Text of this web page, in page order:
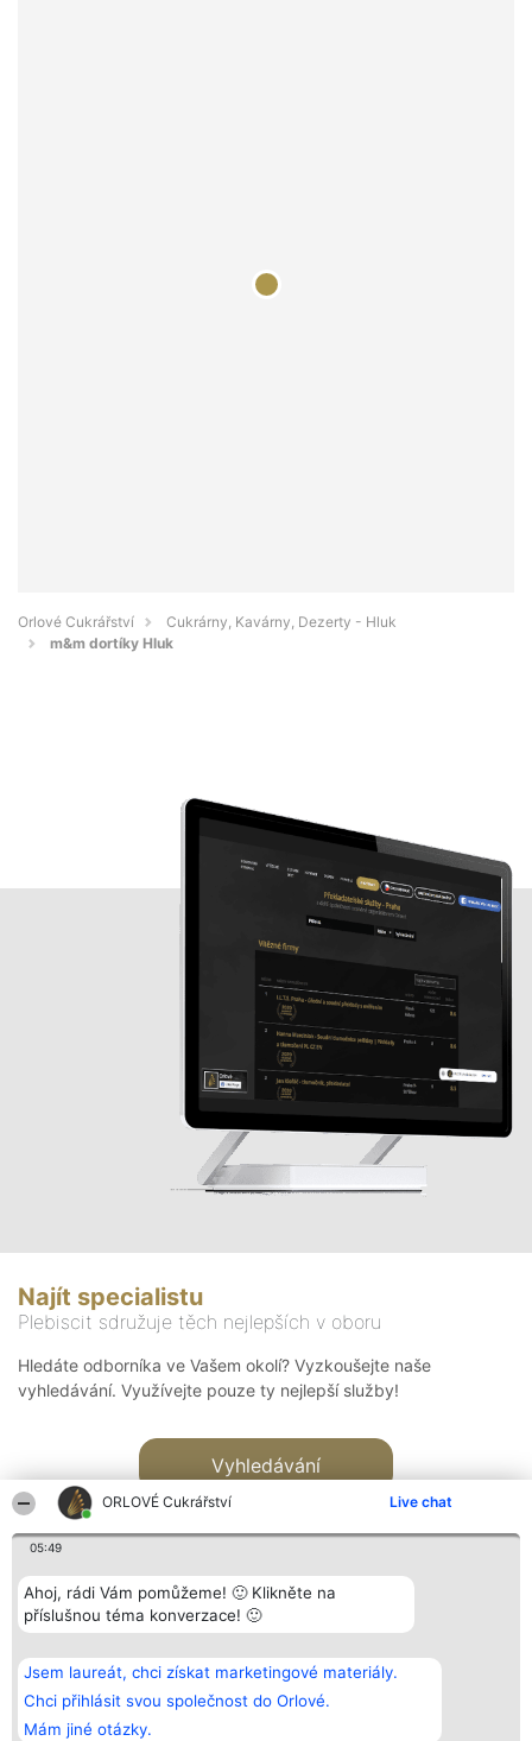
ORLOVÉ Cukrářství Live chat
05:49
Ahoj, rádi Vám pomůžeme! 🙂 Klikněte na
příslušnou téma konverzace! 🙂
Jsem laureát, chci získat marketingové materiály.
Chci přihlásit svou společnost do Orlové.
Mám jiné otázky.
Orlové Cukrářství
Cukrárny, Kavárny, Dezerty - Hluk
m&m dortíky Hluk
Najít specialistu
Plebiscit sdružuje těch nejlepších v oboru
Hledáte odborníka ve Vašem okolí? Vyzkoušejte naše
vyhledávání. Využívejte pouze ty nejlepší služby!
Vyhledávání
Bright Side Solutions sp. z o.
o. sp. k.
ul. Ruska 22
Wrocław 50-079
KRS 0000749100 | Regon
Vítězové
Seznam všech
laureátů
Zásady
Kontakt